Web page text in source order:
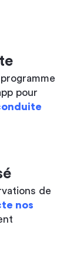
pour
de
nos